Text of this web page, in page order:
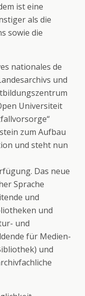
ist eine
als die
sowie die
nationales de
und
Universiteit
zum Aufbau
und steht nun
Das neue
Sprache
und
und
und
für Medien-
und